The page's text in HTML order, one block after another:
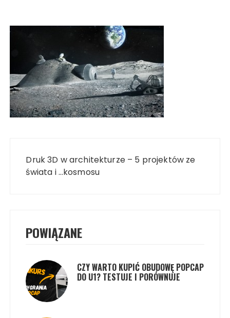
wpisu
Druk 3D w architekturze – 5 projektów ze
świata i …kosmosu
POWIĄZANE
CZY WARTO KUPIĆ OBUDOWĘ POPCAP
DO U1? TESTUJE I PORÓWNUJE